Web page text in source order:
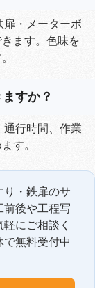
扉・メーターボ
ます。色味を
すか？
通行時間、作業
す。
り・鉄扉のサ
前後や工程写
にご相談く
無料受付中